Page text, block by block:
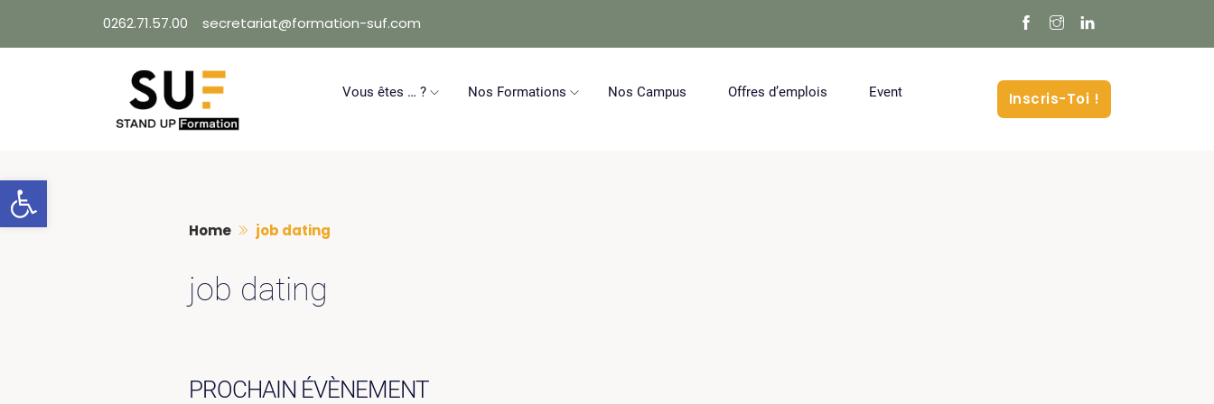
to
0262.71.57.00 secretariat@formation-suf.com
Vous êtes … ? Nos Formations Nos Campus Offres d’emplois Event Inscris-Toi !
Home job dating
job dating
PROCHAIN ÉVÈNEMENT
Ouvrir la barre d’outils